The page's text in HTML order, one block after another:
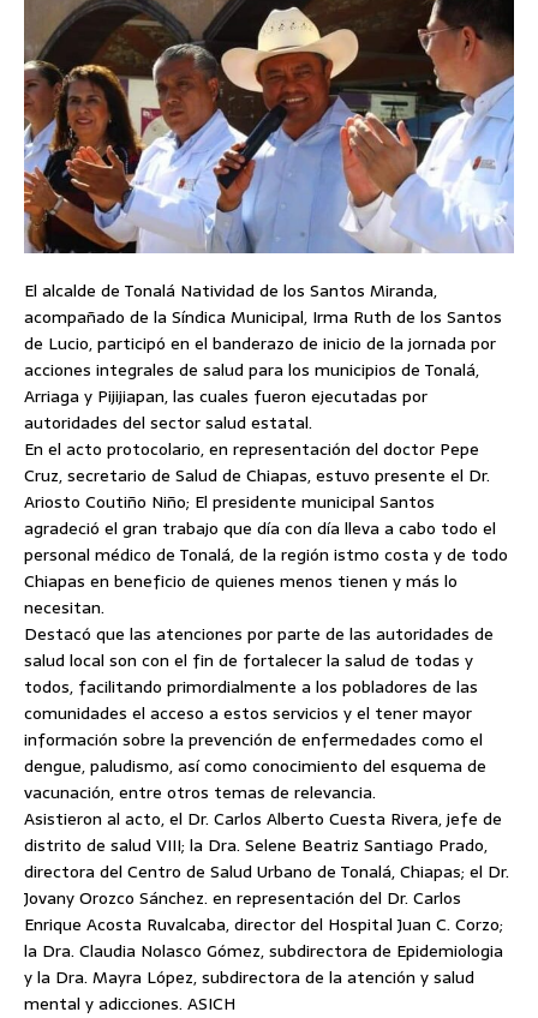
El alcalde de Tonalá Natividad de los Santos Miranda,
acompañado de la Síndica Municipal, Irma Ruth de los Santos
de Lucio, participó en el banderazo de inicio de la jornada por
acciones integrales de salud para los municipios de Tonalá,
Arriaga y Pijijiapan, las cuales fueron ejecutadas por
autoridades del sector salud estatal.
En el acto protocolario, en representación del doctor Pepe
Cruz, secretario de Salud de Chiapas, estuvo presente el Dr.
Ariosto Coutiño Niño; El presidente municipal Santos
agradeció el gran trabajo que día con día lleva a cabo todo el
personal médico de Tonalá, de la región istmo costa y de todo
Chiapas en beneficio de quienes menos tienen y más lo
necesitan.
Destacó que las atenciones por parte de las autoridades de
salud local son con el fin de fortalecer la salud de todas y
todos, facilitando primordialmente a los pobladores de las
comunidades el acceso a estos servicios y el tener mayor
información sobre la prevención de enfermedades como el
dengue, paludismo, así como conocimiento del esquema de
vacunación, entre otros temas de relevancia.
Asistieron al acto, el Dr. Carlos Alberto Cuesta Rivera, jefe de
distrito de salud VIII; la Dra. Selene Beatriz Santiago Prado,
directora del Centro de Salud Urbano de Tonalá, Chiapas; el Dr.
Jovany Orozco Sánchez. en representación del Dr. Carlos
Enrique Acosta Ruvalcaba, director del Hospital Juan C. Corzo;
la Dra. Claudia Nolasco Gómez, subdirectora de Epidemiologia
y la Dra. Mayra López, subdirectora de la atención y salud
mental y adicciones. ASICH